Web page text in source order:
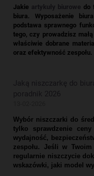
Jakie artykuły biurowe do
biura. Wyposażenie
podstawa sprawnego
tego, czy prowadzisz
właściwie dobrane
oraz efektywność zespołu.
Jaką niszczarkę do
poradnik 2026
Wybór niszczarki do
tylko sprawdzenie
wydajność,
zespołu. Jeśli w
regularnie niszczycie
wskazówki, jaki model